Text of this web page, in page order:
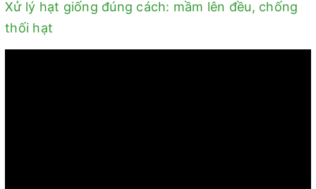
Xử lý hạt giống đúng cách: mầm lên đều, chống
thối hạt